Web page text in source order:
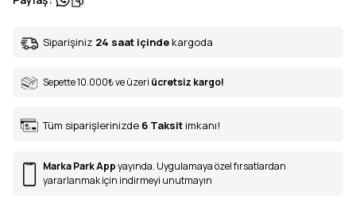
Siparişiniz 24 saat içinde kargoda
Sepette 10.000₺ve üzeri ücretsiz kargo!
Tüm siparişlerinizde 6 Taksit imkanı!
Marka Park Appyayında. Uygulamaya özel fırsatlardan
yararlanmak için indirmeyi unutmayın